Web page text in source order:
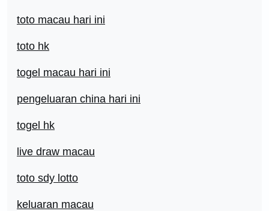
toto macau hari ini
toto hk
togel macau hari ini
pengeluaran china hari ini
togel hk
live draw macau
toto sdy lotto
keluaran macau